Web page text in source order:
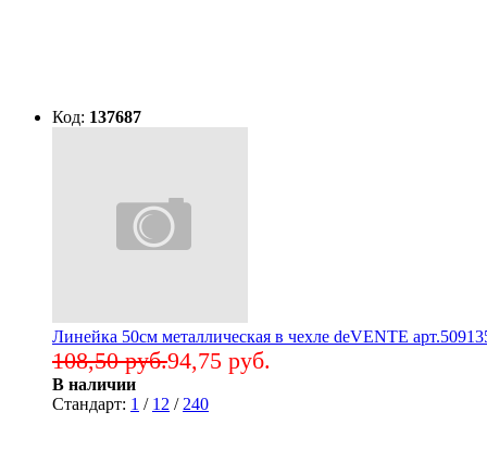
Код: 137687
Линейка 50см металлическая в чехле deVENTE
94,75 руб.
108,50 руб.
В наличии
Стандарт: 1 / 12 / 240